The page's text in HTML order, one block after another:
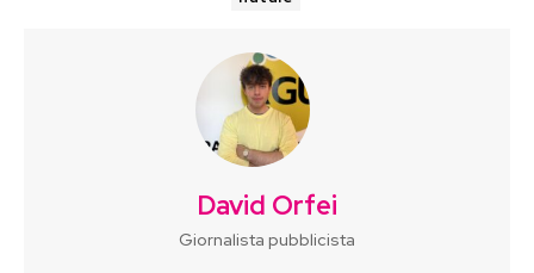
David Orfei
Giornalista pubblicista